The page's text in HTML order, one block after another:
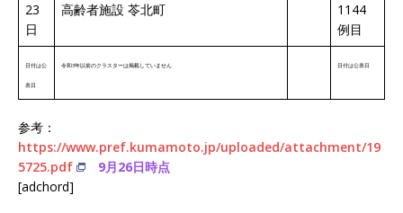
23
日
高齢者施設 苓北町
1144
例目
日付は公
表日
令和3年以前のクラスターは掲載していません 日付は公表日
参考：
https://www.pref.kumamoto.jp/uploaded/attachment/19
5725.pdf
9月26日時点
[adchord]